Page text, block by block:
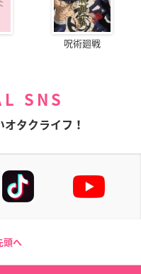
呪術廻戦
SNS
タクライフ！
頭へ